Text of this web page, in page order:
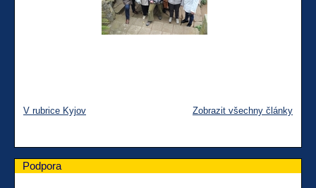
V rubrice Kyjov Zobrazit všechny články
Podpora